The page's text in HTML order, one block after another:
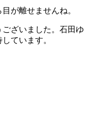
が離せませんね。
ざいました。石田ゆ
ています。